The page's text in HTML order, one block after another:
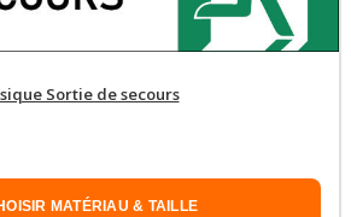
Sortie de secours
MATÉRIAU & TAILLE